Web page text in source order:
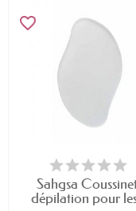
favorite_border
Sahgsa
dépilation pour